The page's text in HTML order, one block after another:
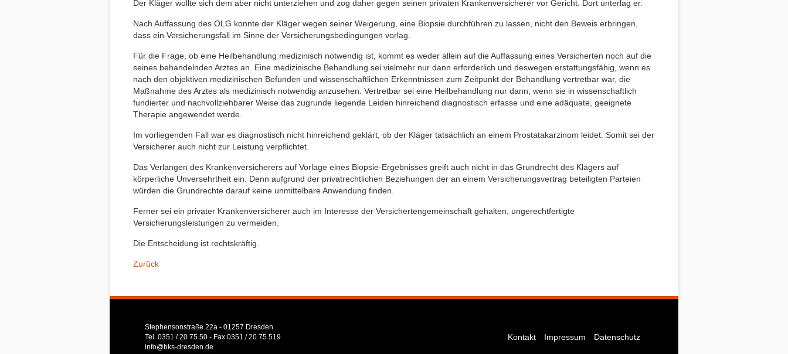
Der Kläger wollte sich dem aber nicht unterziehen und zog daher gegen seinen privaten Krankenversicherer vor Gericht. Dort unterlag er.
Nach Auffassung des OLG konnte der Kläger wegen seiner Weigerung, eine Biopsie durchführen zu lassen, nicht den Beweis erbringen,
dass ein Versicherungsfall im Sinne der Versicherungsbedingungen vorlag.
Für die Frage, ob eine Heilbehandlung medizinisch notwendig ist, kommt es weder allein auf die Auffassung eines Versicherten noch auf die
seines behandelnden Arztes an. Eine medizinische Behandlung sei vielmehr nur dann erforderlich und deswegen erstattungsfähig, wenn es
nach den objektiven medizinischen Befunden und wissenschaftlichen Erkenntnissen zum Zeitpunkt der Behandlung vertretbar war, die
Maßnahme des Arztes als medizinisch notwendig anzusehen. Vertretbar sei eine Heilbehandlung nur dann, wenn sie in wissenschaftlich
fundierter und nachvollziehbarer Weise das zugrunde liegende Leiden hinreichend diagnostisch erfasse und eine adäquate, geeignete
Therapie angewendet werde.
Im vorliegenden Fall war es diagnostisch nicht hinreichend geklärt, ob der Kläger tatsächlich an einem Prostatakarzinom leidet. Somit sei der
Versicherer auch nicht zur Leistung verpflichtet.
Das Verlangen des Krankenversicherers auf Vorlage eines Biopsie-Ergebnisses greift auch nicht in das Grundrecht des Klägers auf
körperliche Unversehrtheit ein. Denn aufgrund der privatrechtlichen Beziehungen der an einem Versicherungsvertrag beteiligten Parteien
würden die Grundrechte darauf keine unmittelbare Anwendung finden.
Ferner sei ein privater Krankenversicherer auch im Interesse der Versichertengemeinschaft gehalten, ungerechtfertigte
Versicherungsleistungen zu vermeiden.
Die Entscheidung ist rechtskräftig.
Zurück
Stephensonstraße 22a - 01257 Dresden
Tel. 0351 / 20 75 50 - Fax 0351 / 20 75 519
info@bks-dresden.de
Kontakt Impressum Datenschutz